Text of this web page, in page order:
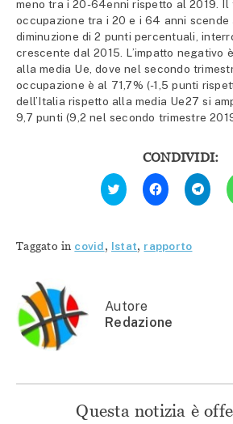
meno tra i 20-64enni rispetto al 2019. Il
occupazione tra i 20 e i 64 anni scende
diminuzione di 2 punti percentuali,
crescente dal 2015. L’impatto negativo
alla media Ue, dove nel secondo
occupazione è al 71,7% (-1,5 punti
dell’Italia rispetto alla media Ue27 si
9,7 punti (9,2 nel secondo trimestre
CONDIVIDI:
Fai
clic
qui
Twitter
(Si
finestra)
Fai
clic
per
condividere
(Si
apre
Fai
clic
per
Taggato in covid, Istat, rapporto
Autore
Redazione
Questa notizia è